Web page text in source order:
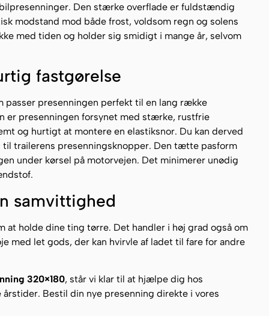
Den stærke overflade er fuldstændig
modstand mod både frost, voldsom regn og solens
med tiden og holder sig smidigt i mange år, selvom
fastgørelse
passer presenningen perfekt til en lang række
er presenningen forsynet med stærke, rustfrie
og hurtigt at montere en elastiksnor. Du kan derved
trailerens presenningsknopper. Den tætte pasform
under kørsel på motorvejen. Det minimerer unødig
samvittighed
at holde dine ting tørre. Det handler i høj grad også om
med let gods, der kan hvirvle af ladet til fare for andre
320×180, står vi klar til at hjælpe dig hos
årstider. Bestil din nye presenning direkte i vores